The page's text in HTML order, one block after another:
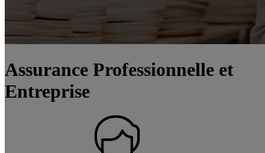
Assurance Professionnelle et
Entreprise